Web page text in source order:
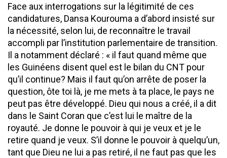
Face aux interrogations sur la légitimité de ces
candidatures, Dansa Kourouma a d’abord insisté sur
la nécessité, selon lui, de reconnaître le travail
accompli par l’institution parlementaire de transition.
Il a notamment déclaré : « il faut quand même que
les Guinéens disent quel est le bilan du CNT pour
qu’il continue? Mais il faut qu’on arrête de poser la
question, ôte toi là, je me mets à ta place, le pays ne
peut pas être développé. Dieu qui nous a créé, il a dit
dans le Saint Coran que c’est lui le maître de la
royauté. Je donne le pouvoir à qui je veux et je le
retire quand je veux. S’il donne le pouvoir à quelqu’un,
tant que Dieu ne lui a pas retiré, il ne faut pas que les